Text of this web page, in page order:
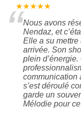
★★★★★
“Nous avons
Nendaz, et
Elle a su
arrivée. Son
plein
communication
s’est déroulé
garde un
Mélodie pour